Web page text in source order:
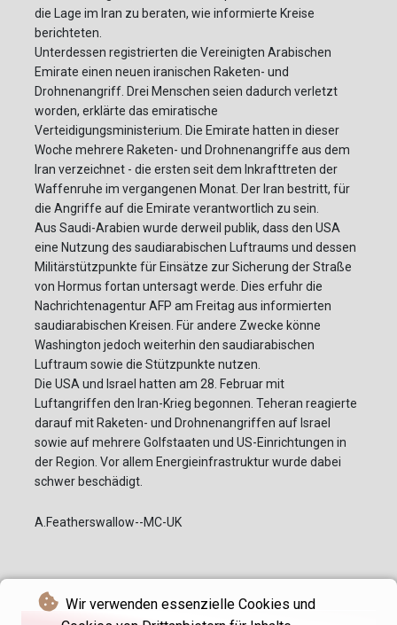
Wir verwenden essenzielle Cookies und
die Lage im Iran zu beraten, wie informierte Kreise
berichteten.
Unterdessen registrierten die Vereinigten Arabischen
Emirate einen neuen iranischen Raketen- und
Drohnenangriff. Drei Menschen seien dadurch verletzt
worden, erklärte das emiratische
Verteidigungsministerium. Die Emirate hatten in dieser
Woche mehrere Raketen- und Drohnenangriffe aus dem
Iran verzeichnet - die ersten seit dem Inkrafttreten der
Waffenruhe im vergangenen Monat. Der Iran bestritt, für
die Angriffe auf die Emirate verantwortlich zu sein.
Aus Saudi-Arabien wurde derweil publik, dass den USA
eine Nutzung des saudiarabischen Luftraums und dessen
Militärstützpunkte für Einsätze zur Sicherung der Straße
von Hormus fortan untersagt werde. Dies erfuhr die
Nachrichtenagentur AFP am Freitag aus informierten
saudiarabischen Kreisen. Für andere Zwecke könne
Washington jedoch weiterhin den saudiarabischen
Luftraum sowie die Stützpunkte nutzen.
Die USA und Israel hatten am 28. Februar mit
Luftangriffen den Iran-Krieg begonnen. Teheran reagierte
darauf mit Raketen- und Drohnenangriffen auf Israel
sowie auf mehrere Golfstaaten und US-Einrichtungen in
der Region. Vor allem Energieinfrastruktur wurde dabei
schwer beschädigt.
A.Featherswallow--MC-UK